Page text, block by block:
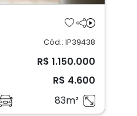
Cód.: IP39438
R$ 1.150.000
R$ 4.600
83m²